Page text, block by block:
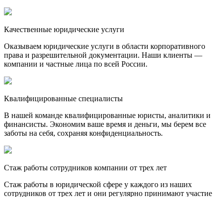
Качественные юридические услуги
Оказываем юридические услуги в области корпоративного
права и разрешительной документации. Наши клиенты —
компании и частные лица по всей России.
Квалифицированные специалисты
В нашей команде квалифицированные юристы, аналитики и
финансисты. Экономим ваше время и деньги, мы берем все
заботы на себя, сохраняя конфиденциальность.
Стаж работы сотрудников компании от трех лет
Стаж работы в юридической сфере у каждого из наших
сотрудников от трех лет и они регулярно принимают участие